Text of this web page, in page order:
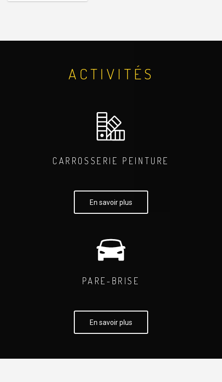
ACTIVITÉS
CARROSSERIE PEINTURE
En savoir plus
PARE-BRISE
En savoir plus